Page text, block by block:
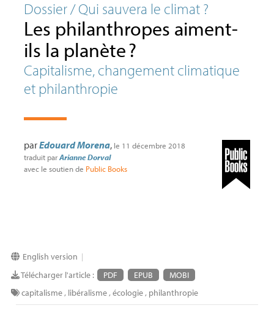
Dossier / Qui sauvera le climat ?
Les philanthropes aiment-
ils la planète?
Capitalisme, changement climatique
et philanthropie
parEdouard Morena, le 11 décembre 2018
traduit parArianne Dorval
avec le soutien de Public Books
English version |
Télécharger l'article : PDF EPUB
MOBI
capitalisme, libéralisme,écologie, philanthropie